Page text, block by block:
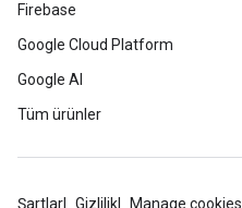
Firebase
Google Cloud Platform
Google AI
Tüm ürünler
Şartlar Gizlilik Manage cookies